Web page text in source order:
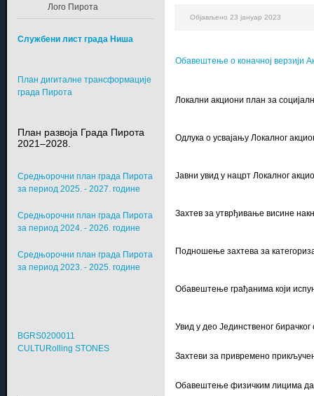
Објављено 23 јануар 2023
Обавештење о коначној верзији
Локални акциони план за
Одлука о усвајању Локалног
Јавни увид у нацрт Локалног
Захтев за утврђивање висине
Подношење захтева за
Обавештење грађанима који
Увид у део Јединственог
Захтеви за привремено
Обавештење физичким лицима да
Лого Пирота
Службени лист града Ниша
План дигиталне трансформације
града Пирота
План развоја Града Пирота
2021–2028.
Средњорочни план града Пирота
за период 2025. - 2027. године
Средњорочни план града Пирота
за период 2024. - 2026. године
Средњорочни план града Пирота
за период 2023. - 2025. године
BGRS0200011
CULTURolling STONES